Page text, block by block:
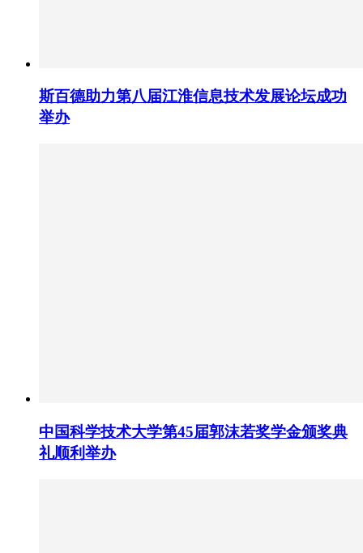
斯百德助力第八届江淮信息技术发展论坛成功
举办
中国科学技术大学第45届郭沫若奖学金颁奖典
礼顺利举办